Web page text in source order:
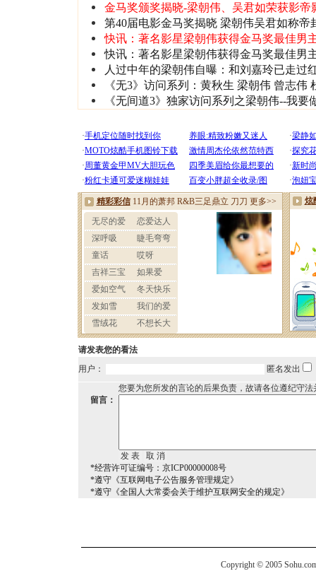
金马奖颁奖揭晓-梁朝伟、吴君如荣获影帝
第40届电影金马奖揭晓 梁朝伟吴君如称帝
快讯：著名影星梁朝伟获得金马奖最佳男
快讯：著名影星梁朝伟获得金马奖最佳男
人过中年的梁朝伟自曝：和刘嘉玲已走过
《无3》访问系列：黄秋生 梁朝伟 曾志伟
《无间道3》独家访问系列之梁朝伟--我要
请发表您的看法
用户：
匿名发出
您要为您所发的言论的后果负责，故请各位遵纪守
留言：
*经营许可证编号：京ICP00000008号
*遵守《互联网电子公告服务管理规定》
*遵守《全国人大常委会关于维护互联网安全的规定》
Copyright © 2005